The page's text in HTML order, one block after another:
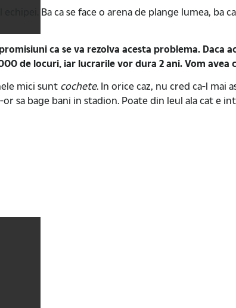
Ba ca se face o arena de plange lumea, ba
ca se va rezolva acesta problema. Daca
de locuri, iar lucrarile vor dura 2 ani. Vom avea
mici sunt cochete. In orice caz, nu cred ca-l mai
sa bage bani in stadion. Poate din leul ala cat e